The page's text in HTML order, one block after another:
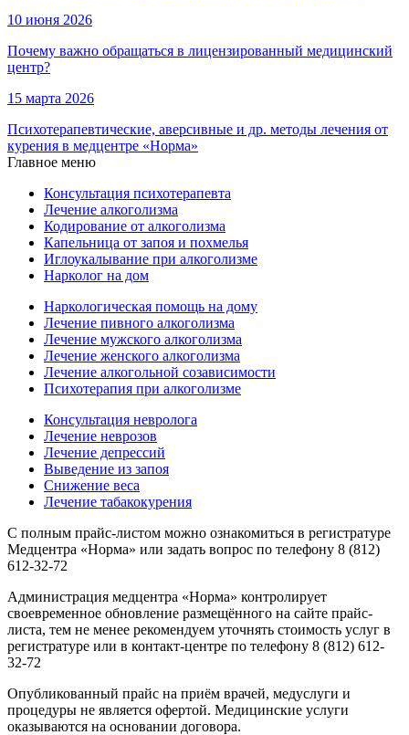
10 июня 2026
Почему важно обращаться в лицензированный медицинский
центр?
15 марта 2026
Психотерапевтические, аверсивные и др. методы лечения от
курения в медцентре «Норма»
Главное меню
Консультация психотерапевта
Лечение алкоголизма
Кодирование от алкоголизма
Капельница от запоя и похмелья
Иглоукалывание при алкоголизме
Нарколог на дом
Наркологическая помощь на дому
Лечение пивного алкоголизма
Лечение мужского алкоголизма
Лечение женского алкоголизма
Лечение алкогольной созависимости
Психотерапия при алкоголизме
Консультация невролога
Лечение неврозов
Лечение депрессий
Выведение из запоя
Снижение веса
Лечение табакокурения
С полным прайс-листом можно ознакомиться в регистратуре
Медцентра «Норма» или задать вопрос по телефону 8 (812)
612-32-72
Администрация медцентра «Норма» контролирует
своевременное обновление размещённого на сайте прайс-
листа, тем не менее рекомендуем уточнять стоимость услуг в
регистратуре или в контакт-центре по телефону 8 (812) 612-
32-72
Опубликованный прайс на приём врачей, медуслуги и
процедуры не является офертой. Медицинские услуги
оказываются на основании договора.